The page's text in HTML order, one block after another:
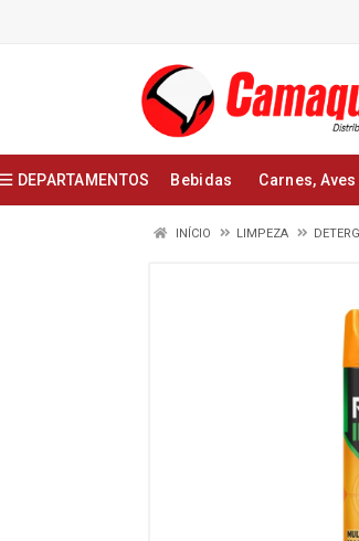
DEPARTAMENTOS Bebidas Carnes,
INÍCIO LIMPEZA